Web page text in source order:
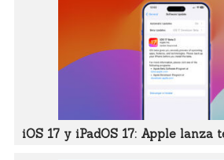
iOS 17 y iPadOS 17: Apple lanza